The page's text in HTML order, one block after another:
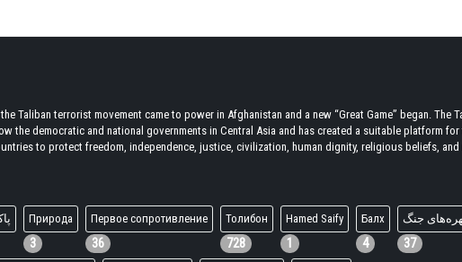
Taliban terrorist movement came to power in Afghanistan and a new “Great Game” began.
the democratic and national governments in Central Asia and has created a suitable platform
to protect freedom, independence, justice, civilization, human dignity, religious beliefs,
Природа
3
Первое сопротивление
36
Толибон
728
Hamed Saify
1
Балх
4
جنگ
37